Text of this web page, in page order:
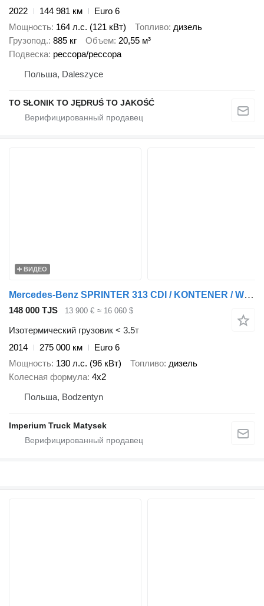
2022
144 981 км
Euro 6
Мощность 164 л.с. (121 кВт) Топливо дизель
Грузопод. 885 кг Объем 20,55 м³
Подвеска рессора/рессора
Польша, Daleszyce
TO SŁONIK TO JĘDRUŚ TO JAKOŚĆ
ВИДЕО
Mercedes-Benz SPRINTER 313 CDI / KONTENER / WINDA 750 / BLIŹNIAK / SPROWADZONY
148 000 TJS 13 900 € ≈ 16 060 $
Изотермический грузовик < 3.5т
2014
275 000 км
Euro 6
Мощность 130 л.с. (96 кВт) Топливо дизель
Колесная формула 4x2
Польша, Bodzentyn
Imperium Truck Matysek